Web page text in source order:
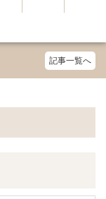
記事一覧へ